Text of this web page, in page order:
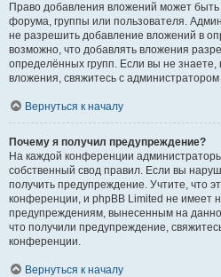
Право добавления вложений может
форума, группы или пользователя.
не разрешить добавление вложений в
возможно, что добавлять вложения
определённых групп. Если вы не
вложения, свяжитесь с
Вернуться к началу
Почему я получил предупреждение?
На каждой конференции
собственный свод правил. Если вы
получить предупреждение. Учтите, что
конференции, и phpBB Limited не имеет
предупреждениям, вынесенным на
что получили предупреждение,
конференции.
Вернуться к началу